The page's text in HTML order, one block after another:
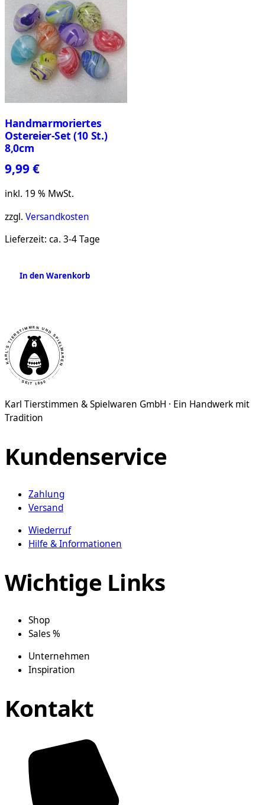
Handmarmoriertes
Ostereier-Set (10 St.)
8,0cm
9,99€
inkl. 19 % MwSt.
zzgl. Versandkosten
Lieferzeit: ca. 3-4 Tage
In den Warenkorb
Karl Tierstimmen & Spielwaren GmbH · Ein Handwerk mit
Tradition
Kundenservice
Zahlung
Versand
Wiederruf
Hilfe & Informationen
Wichtige Links
Shop
Sales %
Unternehmen
Inspiration
Kontakt